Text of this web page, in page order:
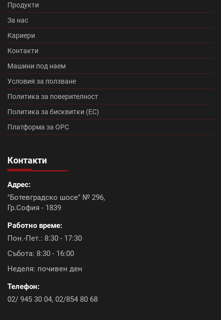
Микроцименти Isomat (14) Промоция Леко (0)
Протектор плюс (14)
Румба (0) Танго плюс (0)
Промоция Брамак (13)
Топлоизолационна система Икономична (0)
Континентал плюс (9)
Керемиди Тондах промоция (10)
Топлоизолационна система Baumit Open (6)
Констант плюс (6)
Топлоизолационна система Rofix (0)
Продукти
За нас
Кариери
Контакти
Машини под наем
Условия за ползване
Политика за поверителност
Политика за бисквитки (ЕС)
Платформа за ОРС
Контакти
Адрес:
"Ботевградско шосе" № 296,
Гр.София - 1839
Работно време:
Пон.-Пет.: 8:30 - 17:30
Събота: 8:30 - 16:00
Неделя: почивен ден
Телефон:
02/ 945 30 04, 02/854 80 68